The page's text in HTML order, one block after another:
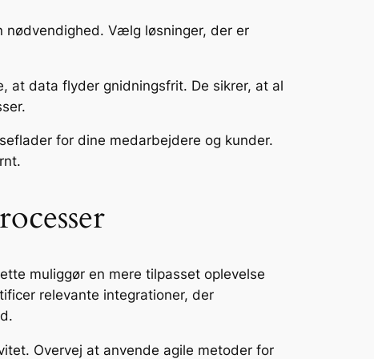
nødvendighed. Vælg løsninger, der er
at data flyder gnidningsfrit. De sikrer, at al
for dine medarbejdere og kunder.
muliggør en mere tilpasset oplevelse
relevante integrationer, der
Overvej at anvende agile metoder for